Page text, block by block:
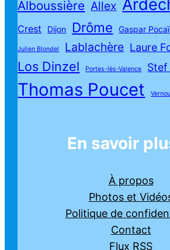
Alboussière Allex
Crest Dijon Drôme Gaspar Pocaï
Julien Blondel Lablachère Laure
Los Dinzel Portes-lès-Valence Stef
Thomas Poucet
En savoir
À propos
Photos et
Politique de
Contact
Flux RSS